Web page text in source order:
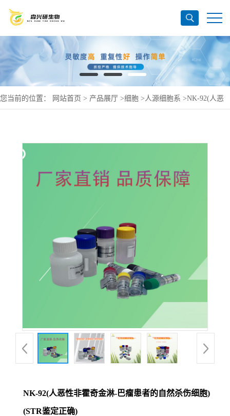
您当前的位置： 网站首页 > 产品展厅 >细胞 >人源细胞系 >NK-92(人恶
NK-92(人恶性非霍奇金淋-巴瘤患者的自然杀伤细胞)
(STR鉴定正确)